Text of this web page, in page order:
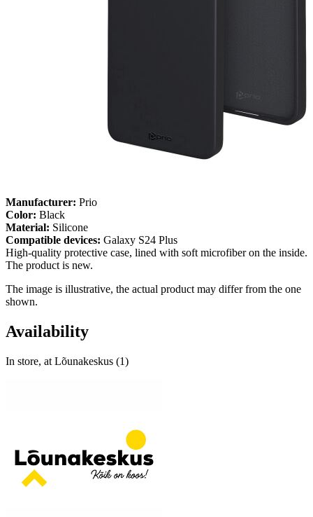
Manufacturer: Prio
Color: Black
Material: Silicone
Compatible devices: Galaxy S24 Plus
High-quality protective case, lined with soft microfiber on the inside.
The product is new.
The image is illustrative, the actual product may differ from the one
shown.
Availability
In store, at Lõunakeskus (1)